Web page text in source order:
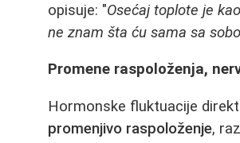
opisuje: "Osećaj toplote je
ne znam šta ću sama sa
Promene raspoloženja,
Hormonske fluktuacije
promenjivo raspoloženje,